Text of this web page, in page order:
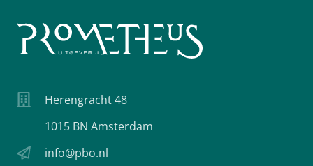
Herengracht 48
1015 BN Amsterdam
info@pbo.nl